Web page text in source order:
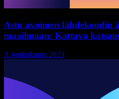
Astu avoimen lähdekoodin
maailmaan: Kattava
3. toukokuuta 2023